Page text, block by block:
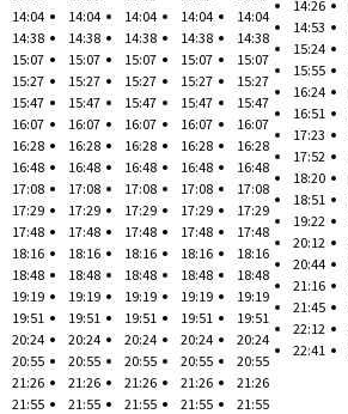
14:04
14:38
15:07
15:27
15:47
16:07
16:28
16:48
17:08
17:29
17:48
18:16
18:48
19:19
19:51
20:24
20:55
21:26
21:55
14:04
14:38
15:07
15:27
15:47
16:07
16:28
16:48
17:08
17:29
17:48
18:16
18:48
19:19
19:51
20:24
20:55
21:26
21:55
14:04
14:38
15:07
15:27
15:47
16:07
16:28
16:48
17:08
17:29
17:48
18:16
18:48
19:19
19:51
20:24
20:55
21:26
21:55
14:04
14:38
15:07
15:27
15:47
16:07
16:28
16:48
17:08
17:29
17:48
18:16
18:48
19:19
19:51
20:24
20:55
21:26
21:55
14:04
14:38
15:07
15:27
15:47
16:07
16:28
16:48
17:08
17:29
17:48
18:16
18:48
19:19
19:51
20:24
20:55
21:26
21:55
14:26
14:53
15:24
15:55
16:24
16:51
17:23
17:52
18:20
18:51
19:22
20:12
20:44
21:16
21:45
22:12
22:41